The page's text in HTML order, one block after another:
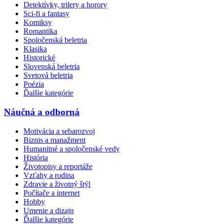
Detektívky, trilery a horory
Sci-fi a fantasy
Komiksy
Romantika
Spoločenská beletria
Klasika
Historické
Slovenská beletria
Svetová beletria
Poézia
Ďalšie kategórie
Náučná a odborná
Motivácia a sebarozvoj
Biznis a manažment
Humanitné a spoločenské vedy
História
Životopisy a reportáže
Vzťahy a rodina
Zdravie a životný štýl
Počítače a internet
Hobby
Umenie a dizajn
Ďalšie kategórie